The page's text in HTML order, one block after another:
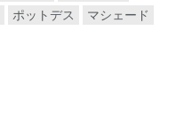
ポットデス
マシェード